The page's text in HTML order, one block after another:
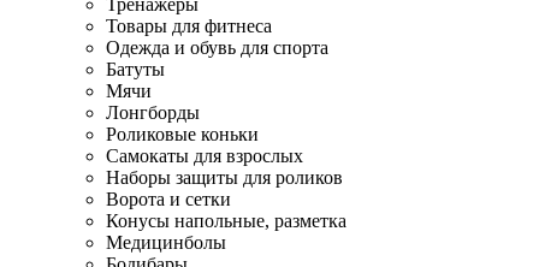
Тренажеры
Товары для фитнеса
Одежда и обувь для спорта
Батуты
Мячи
Лонгборды
Роликовые коньки
Самокаты для взрослых
Наборы защиты для роликов
Ворота и сетки
Конусы напольные, разметка
Медицинболы